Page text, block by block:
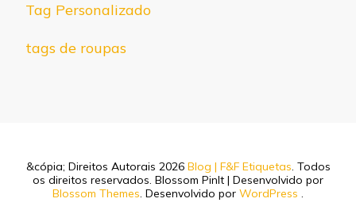
Tag Personalizado
tags de roupas
&cópia; Direitos Autorais 2026 Blog | F&F Etiquetas. Todos
os direitos reservados. Blossom PinIt | Desenvolvido por
Blossom Themes. Desenvolvido por WordPress .